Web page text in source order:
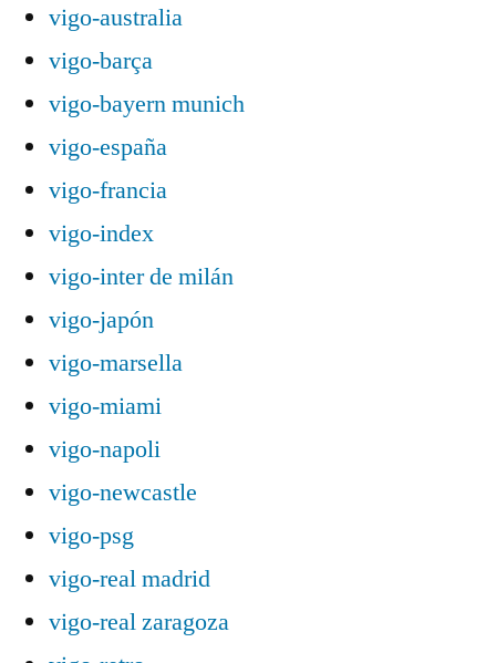
vigo-australia
vigo-barça
vigo-bayern munich
vigo-españa
vigo-francia
vigo-index
vigo-inter de milán
vigo-japón
vigo-marsella
vigo-miami
vigo-napoli
vigo-newcastle
vigo-psg
vigo-real madrid
vigo-real zaragoza